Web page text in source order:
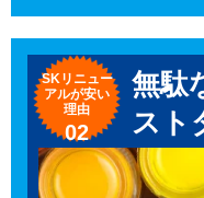
SKリニュー
アルが安い
理由
02
無駄
スト